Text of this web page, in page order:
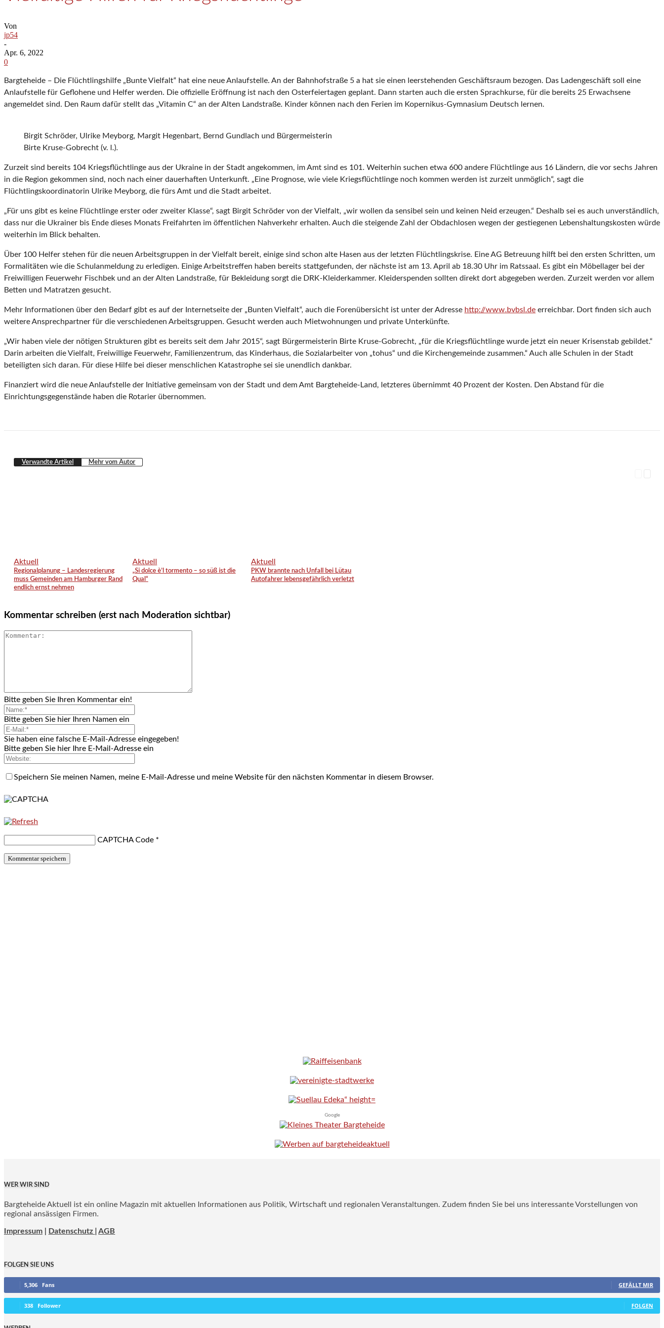
Von
jp54
-
Apr. 6, 2022
0
Bargteheide – Die Flüchtlingshilfe „Bunte Vielfalt“ hat eine neue Anlaufstelle. An der Bahnhofstraße 5 a hat sie einen leerstehenden Geschäftsraum bezogen. Das Ladengeschäft soll eine
Anlaufstelle für Geflohene und Helfer werden. Die offizielle Eröffnung ist nach den Osterfeiertagen geplant. Dann starten auch die ersten Sprachkurse, für die bereits 25 Erwachsene
angemeldet sind. Den Raum dafür stellt das „Vitamin C“ an der Alten Landstraße. Kinder können nach den Ferien im Kopernikus-Gymnasium Deutsch lernen.
Birgit Schröder, Ulrike Meyborg, Margit Hegenbart, Bernd Gundlach und Bürgermeisterin
Birte Kruse-Gobrecht (v. l.).
Zurzeit sind bereits 104 Kriegsflüchtlinge aus der Ukraine in der Stadt angekommen, im Amt sind es 101. Weiterhin suchen etwa 600 andere Flüchtlinge aus 16 Ländern, die vor sechs Jahren
in die Region gekommen sind, noch nach einer dauerhaften Unterkunft. „Eine Prognose, wie viele Kriegsflüchtlinge noch kommen werden ist zurzeit unmöglich“, sagt die
Flüchtlingskoordinatorin Ulrike Meyborg, die fürs Amt und die Stadt arbeitet.
„Für uns gibt es keine Flüchtlinge erster oder zweiter Klasse“, sagt Birgit Schröder von der Vielfalt, „wir wollen da sensibel sein und keinen Neid erzeugen.“ Deshalb sei es auch unverständlich,
dass nur die Ukrainer bis Ende dieses Monats Freifahrten im öffentlichen Nahverkehr erhalten. Auch die steigende Zahl der Obdachlosen wegen der gestiegenen Lebenshaltungskosten würde
weiterhin im Blick behalten.
Über 100 Helfer stehen für die neuen Arbeitsgruppen in der Vielfalt bereit, einige sind schon alte Hasen aus der letzten Flüchtlingskrise. Eine AG Betreuung hilft bei den ersten Schritten, um
Formalitäten wie die Schulanmeldung zu erledigen. Einige Arbeitstreffen haben bereits stattgefunden, der nächste ist am 13. April ab 18.30 Uhr im Ratssaal. Es gibt ein Möbellager bei der
Freiwilligen Feuerwehr Fischbek und an der Alten Landstraße, für Bekleidung sorgt die DRK-Kleiderkammer. Kleiderspenden sollten direkt dort abgegeben werden. Zurzeit werden vor allem
Betten und Matratzen gesucht.
Mehr Informationen über den Bedarf gibt es auf der Internetseite der „Bunten Vielfalt“, auch die Forenübersicht ist unter der Adresse http://www.bvbsl.de erreichbar. Dort finden sich auch
weitere Ansprechpartner für die verschiedenen Arbeitsgruppen. Gesucht werden auch Mietwohnungen und private Unterkünfte.
„Wir haben viele der nötigen Strukturen gibt es bereits seit dem Jahr 2015“, sagt Bürgermeisterin Birte Kruse-Gobrecht, „für die Kriegsflüchtlinge wurde jetzt ein neuer Krisenstab gebildet.“
Darin arbeiten die Vielfalt, Freiwillige Feuerwehr, Familienzentrum, das Kinderhaus, die Sozialarbeiter von „tohus“ und die Kirchengemeinde zusammen.“ Auch alle Schulen in der Stadt
beteiligten sich daran. Für diese Hilfe bei dieser menschlichen Katastrophe sei sie unendlich dankbar.
Finanziert wird die neue Anlaufstelle der Initiative gemeinsam von der Stadt und dem Amt Bargteheide-Land, letzteres übernimmt 40 Prozent der Kosten. Den Abstand für die
Einrichtungsgegenstände haben die Rotarier übernommen.
Verwandte Artikel Mehr vom Autor
Aktuell
Regionalplanung – Landesregierung
muss Gemeinden am Hamburger Rand
endlich ernst nehmen
Aktuell
„Si dolce è’l tormento – so süß ist die
Qual“
Aktuell
PKW brannte nach Unfall bei Lütau
Autofahrer lebensgefährlich verletzt
Kommentar schreiben (erst nach Moderation sichtbar)
Bitte geben Sie Ihren Kommentar ein!
Bitte geben Sie hier Ihren Namen ein
Sie haben eine falsche E-Mail-Adresse eingegeben!
Bitte geben Sie hier Ihre E-Mail-Adresse ein
Speichern Sie meinen Namen, meine E-Mail-Adresse und meine Website für den nächsten Kommentar in diesem Browser.
CAPTCHA Code *
Google
WER WIR SIND
Bargteheide Aktuell ist ein online Magazin mit aktuellen Informationen aus Politik, Wirtschaft und regionalen Veranstaltungen. Zudem finden Sie bei uns interessante Vorstellungen von
regional ansässigen Firmen.
Impressum Datenschutz | AGB
FOLGEN SIE UNS
5,306 Fans GEFÄLLT MIR
338 Follower FOLGEN